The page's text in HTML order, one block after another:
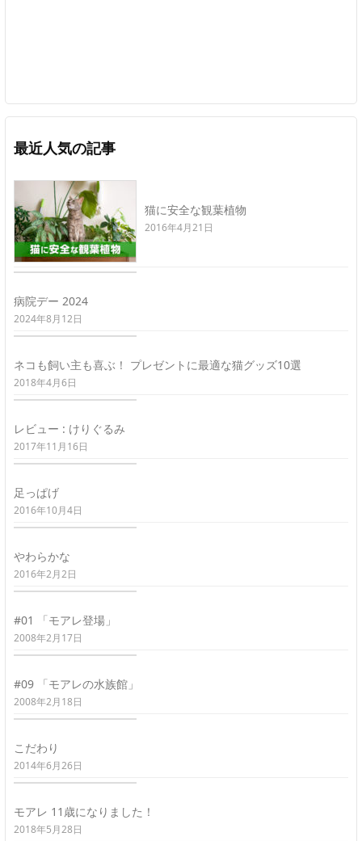
最近人気の記事
猫に安全な観葉植物
2016年4月21日
病院デー 2024
2024年8月12日
ネコも飼い主も喜ぶ！ プレゼントに最適な猫グッズ10選
2018年4月6日
レビュー : けりぐるみ
2017年11月16日
足っぱげ
2016年10月4日
やわらかな
2016年2月2日
#01 「モアレ登場」
2008年2月17日
#09 「モアレの水族館」
2008年2月18日
こだわり
2014年6月26日
モアレ 11歳になりました！
2018年5月28日